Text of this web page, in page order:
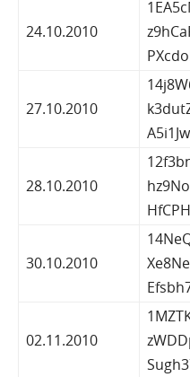
24.10.2010
27.10.2010
28.10.2010
30.10.2010
02.11.2010